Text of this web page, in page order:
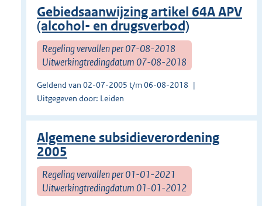
Gebiedsaanwijzing artikel 64A APV
(alcohol- en drugsverbod)
Regeling vervallen per 07-08-2018
Uitwerkingtredingdatum 07-08-2018
Geldend van 02-07-2005 t/m 06-08-2018
Uitgegeven door: Leiden
Algemene subsidieverordening
2005
Regeling vervallen per 01-01-2021
Uitwerkingtredingdatum 01-01-2012